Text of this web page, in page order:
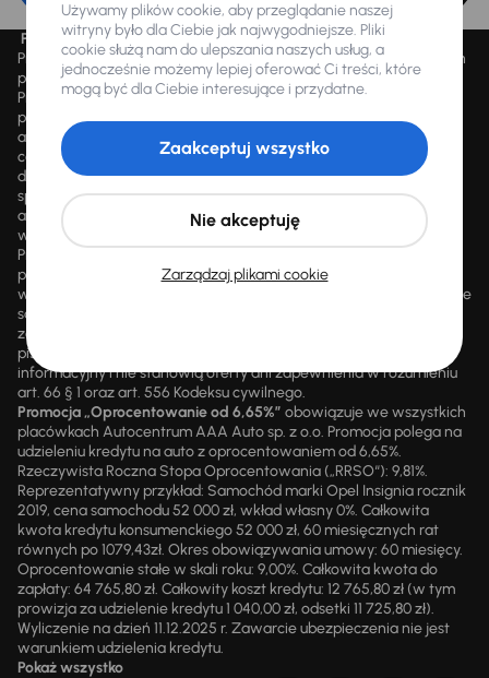
Promocja „Letnie przeceny aż 1500 aut”
Promocja „Letnie przeceny aż 1500 aut” obowiązuje we wszystkich
placówkach Autocentrum AAA AUTO Sp. z o.o. („AAA AUTO”).
Promocja polega na możliwości nabycia wybranych pojazdów
przecenionych, wskazanych w serwisie internetowym
aaaauto.pl/promocja, ze zniżką uwidocznioną w prezentowanej
cenie. Zniżka jest obliczana jako różnica pomiędzy najniższą ceną
danego pojazdu z 30 dni przed obniżką a jego aktualną ceną
sprzedaży. Liczba samochodów objętych promocją jest zmienna i
aktualizowana na bieżąco; średnia liczba dostępnych pojazdów
wynosi około 1500, a nowe auta są dodawane każdego dnia.
Promocji nie można łączyć z innymi aktualnie obowiązującymi
promocjami ani rabatami, ani dochodzić do niej prawa z mocą
wsteczną. Szczegółowe informacje o zasadach promocji udzielane
są przez upoważnionych pracowników AAA AUTO. AAA AUTO
zastrzega sobie prawo do zawarcia umowy wyłącznie w formie
pisemnej. Prezentowane informacje mają charakter wyłącznie
informacyjny i nie stanowią oferty ani zapewnienia w rozumieniu
art. 66 § 1 oraz art. 556 Kodeksu cywilnego.
Promocja „Oprocentowanie od 6,65%” obowiązuje we wszystkich
placówkach Autocentrum AAA Auto sp. z o.o. Promocja polega na
udzieleniu kredytu na auto z oprocentowaniem od 6,65%.
Rzeczywista Roczna Stopa Oprocentowania („RRSO“): 9,81%.
Reprezentatywny przykład: Samochód marki Opel Insignia rocznik
2019, cena samochodu 52 000 zł, wkład własny 0%. Całkowita
kwota kredytu konsumenckiego 52 000 zł, 60 miesięcznych rat
równych po 1079,43zł. Okres obowiązywania umowy: 60 miesięcy.
Oprocentowanie stałe w skali roku: 9,00%. Całkowita kwota do
zapłaty: 64 765,80 zł. Całkowity koszt kredytu: 12 765,80 zł (w tym
prowizja za udzielenie kredytu 1 040,00 zł, odsetki 11 725,80 zł).
Wyliczenie na dzień 11.12.2025 r. Zawarcie ubezpieczenia nie jest
warunkiem udzielenia kredytu.
Pokaż wszystko
Używamy plików cookie, aby przeglądanie naszej
witryny było dla Ciebie jak najwygodniejsze. Pliki
cookie służą nam do ulepszania naszych usług, a
jednocześnie możemy lepiej oferować Ci treści, które
mogą być dla Ciebie interesujące i przydatne.
Zarządzaj plikami cookie
Nie akceptuję
Zaakceptuj wszystko